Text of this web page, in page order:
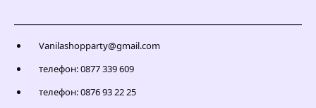
Vanilashopparty@gmail.com
телефон: 0877 339 609
телефон: 0876 93 22 25